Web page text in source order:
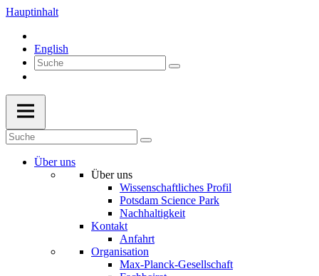
Hauptinhalt
English
Über uns
Über uns
Wissenschaftliches Profil
Potsdam Science Park
Nachhaltigkeit
Kontakt
Anfahrt
Organisation
Max-Planck-Gesellschaft